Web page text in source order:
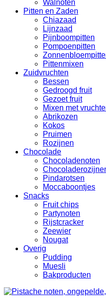
Walnoten
Pitten en Zaden
Chiazaad
Lijnzaad
Pijnboompitten
Pompoenpitten
Pittenmixen
Zuidvruchten
Bessen
Gedroogd fruit
Gezoet fruit
Mixen met
Abrikozen
Kokos
Pruimen
Rozijnen
Chocolade
Chocoladenoten
Pindarotsen
Moccaboontjes
Snacks
Fruit chips
Partynoten
Rijstcracker
Zeewier
Nougat
Overig
Pudding
Muesli
Bakproducten